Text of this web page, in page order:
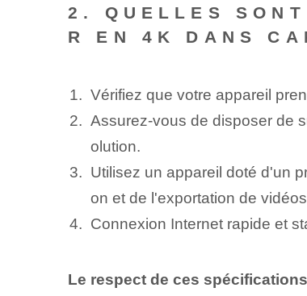
2. QUELLES
R EN 4K DANS
Vérifiez que votre appareil
Assurez-vous de disposer de
olution.
Utilisez un appareil doté d'un
on et de l'exportation de
Connexion Internet rapide et
Le respect de ces